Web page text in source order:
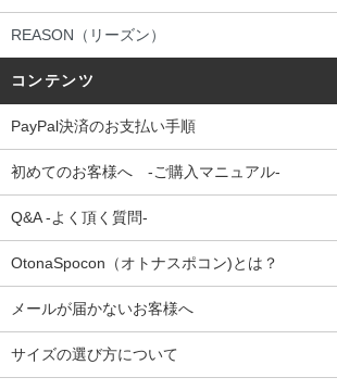
REASON（リーズン）
コンテンツ
PayPal決済のお支払い手順
初めてのお客様へ -ご購入マニュアル-
Q&A -よく頂く質問-
OtonaSpocon（オトナスポコン)とは？
メールが届かないお客様へ
サイズの選び方について